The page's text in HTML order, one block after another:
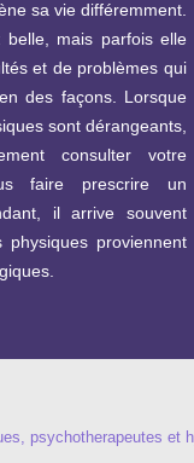
sa vie différemment.
belle, mais parfois elle
et de problèmes qui
des façons. Lorsque
sont dérangeants,
consulter votre
faire prescrire un
il arrive souvent
physiques proviennent
psychotherapeutes et